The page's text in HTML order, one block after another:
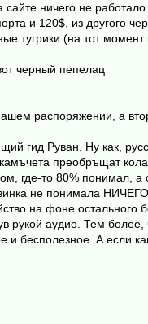
ничего не
и 120$, из другого
тугрики (на тот
черный пепелац
распоряжении, а
гид Руван. Ну как,
преобръщат
где-то 80% понимал,
не понимала
на фоне
рукой аудио. Тем
бесполезное. А если